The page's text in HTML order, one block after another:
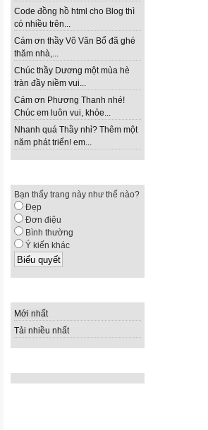
Code đồng hồ html cho Blog thì
có nhiều trên...
Cám ơn thầy Võ Văn Bổ đã ghé
thăm nhà,...
Chúc thầy Dương một mùa hè
tràn đầy niềm vui...
Cám ơn Phương Thanh nhé!
Chúc em luôn vui, khỏe...
Nhanh quá Thầy nhỉ? Thêm một
năm phát triển! em...
Bạn thấy trang này như thế nào?
Đẹp
Đơn điệu
Bình thường
Ý kiến khác
Mới nhất
Tải nhiều nhất